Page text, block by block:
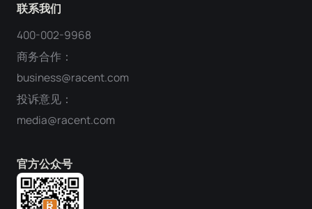
联系我们
400-002-9968
商务合作：
business@racent.com
投诉意见：
media@racent.com
官方公众号